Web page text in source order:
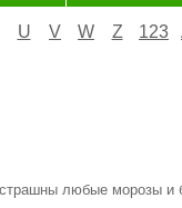
U V W Z 123
любые морозы и